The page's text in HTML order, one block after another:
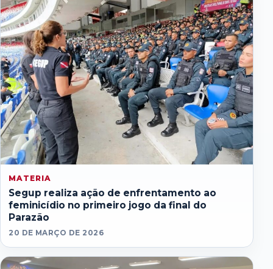
MATERIA
Segup realiza ação de enfrentamento ao
feminicídio no primeiro jogo da final do
Parazão
20 DE MARÇO DE 2026